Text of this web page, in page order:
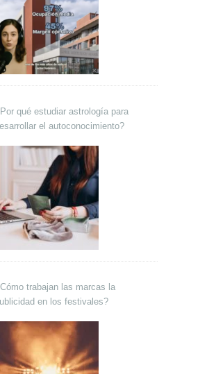
qué estudiar astrología para
el autoconocimiento?
trabajan las marcas la
en los festivales?